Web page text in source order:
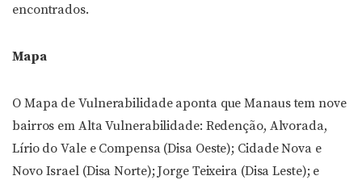
encontrados.
Mapa
O Mapa de Vulnerabilidade aponta que Manaus tem nove
bairros em Alta Vulnerabilidade: Redenção, Alvorada,
Lírio do Vale e Compensa (Disa Oeste); Cidade Nova e
Novo Israel (Disa Norte); Jorge Teixeira (Disa Leste); e